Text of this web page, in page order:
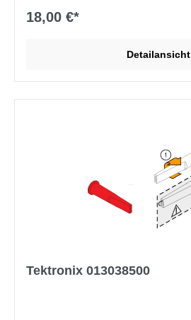
18,00 €*
Detailansicht
Tektronix 013038500